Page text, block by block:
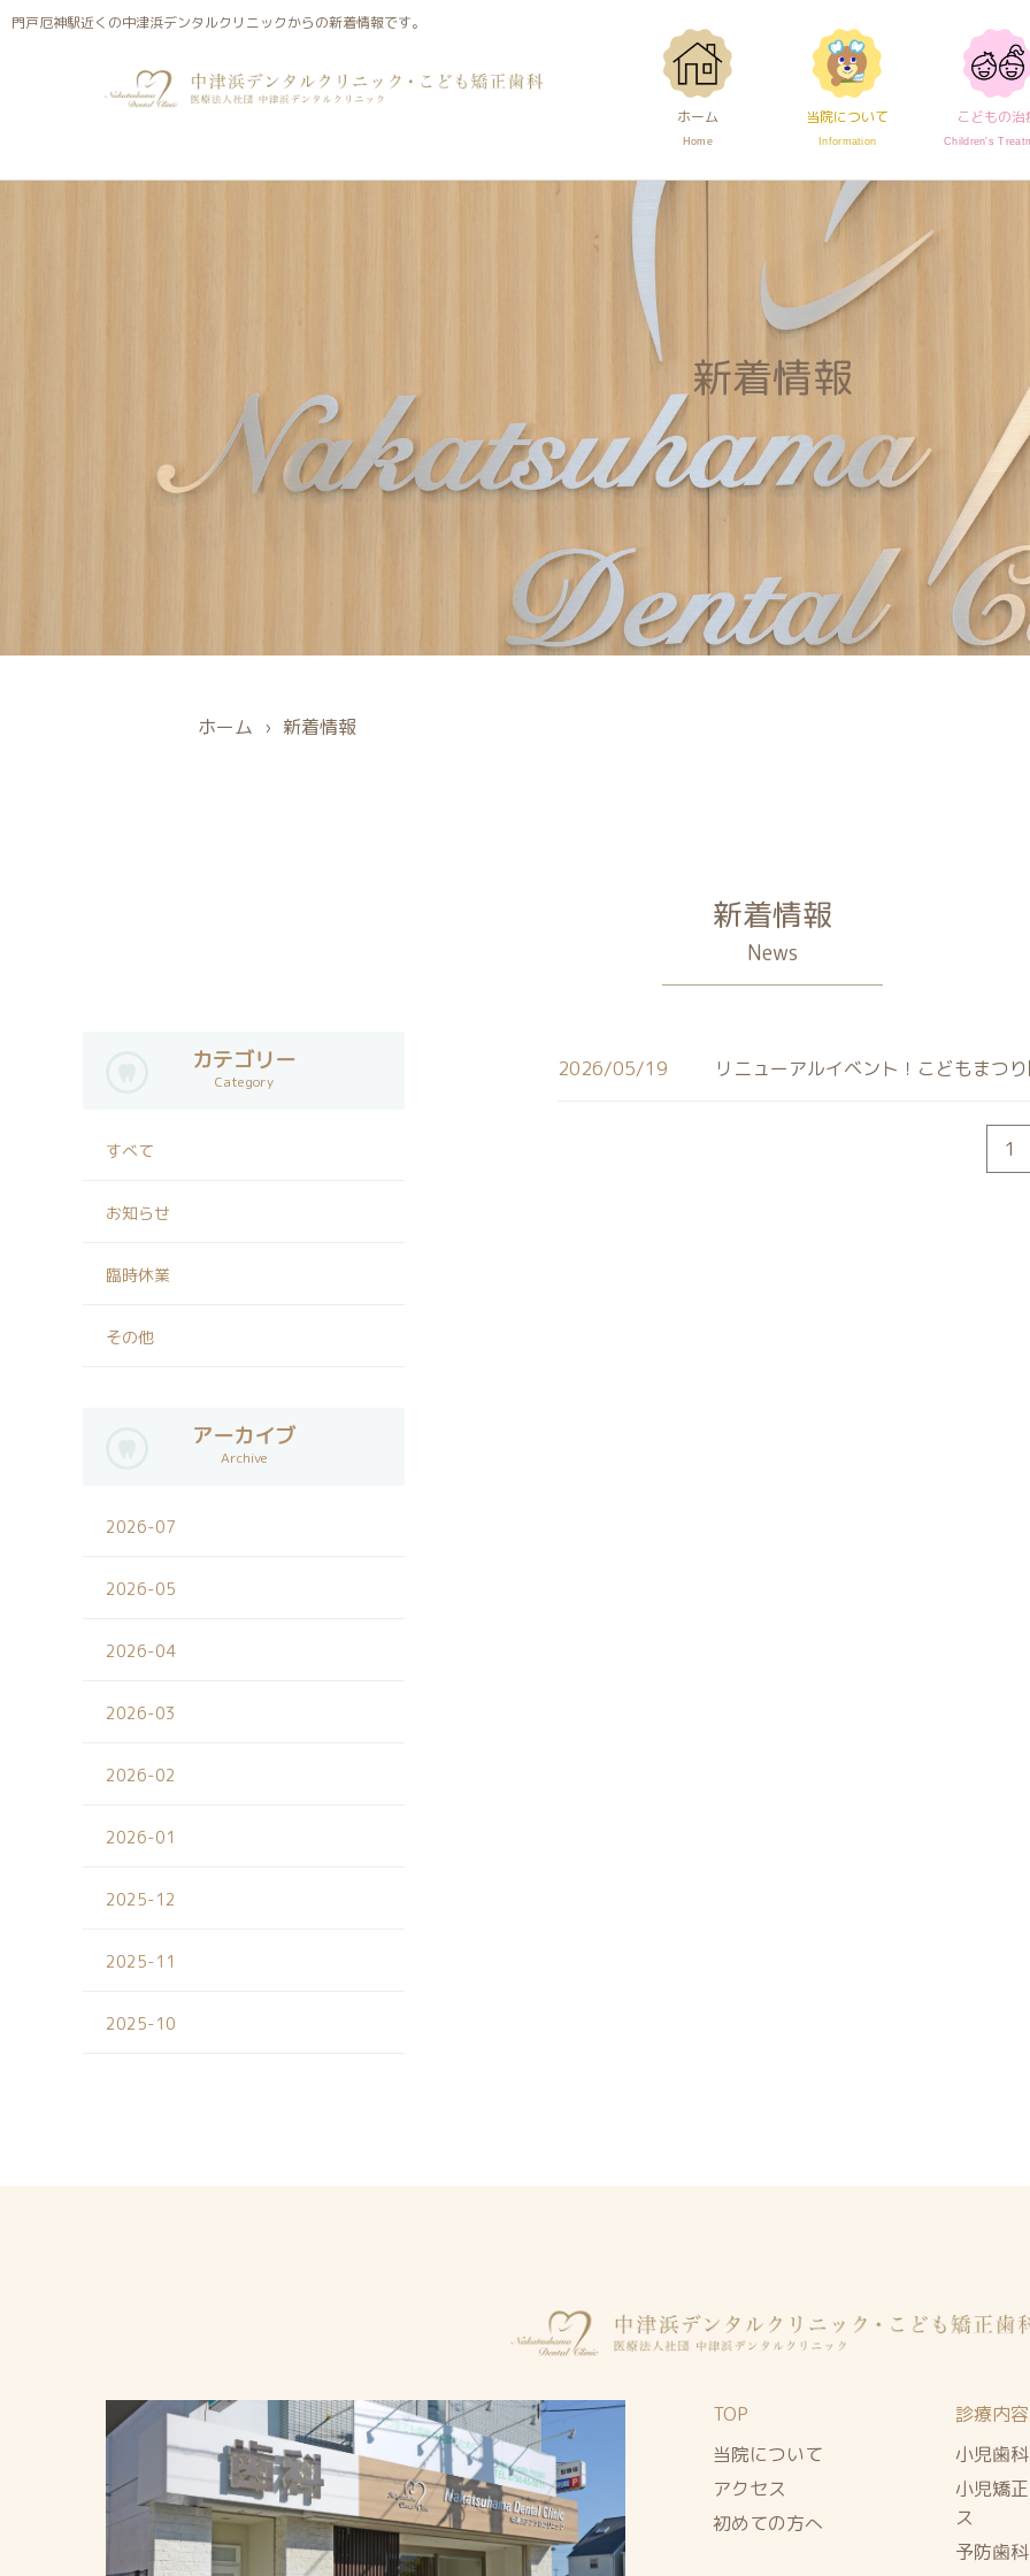
門戸厄神駅近くの中津浜デンタルクリニックからの新着情報です。
門戸厄神駅近くの中津浜デンタルクリニックからの新着情報です。
ホーム
Home
当院について
Information
こどもの治
Children's
新着情報
ホーム › 新着情報
新着情報
News
2026/05/19 リニューアルイベント！こどもまつ
1
カテゴリー
Category
すべて
お知らせ
臨時休業
その他
アーカイブ
Archive
2026-07
2026-05
2026-04
2026-03
2026-02
2026-01
2025-12
2025-11
2025-10
TOP
当院について
アクセス
初めての方へ
診療内容
小児歯科
小児矯
ス
予防歯科